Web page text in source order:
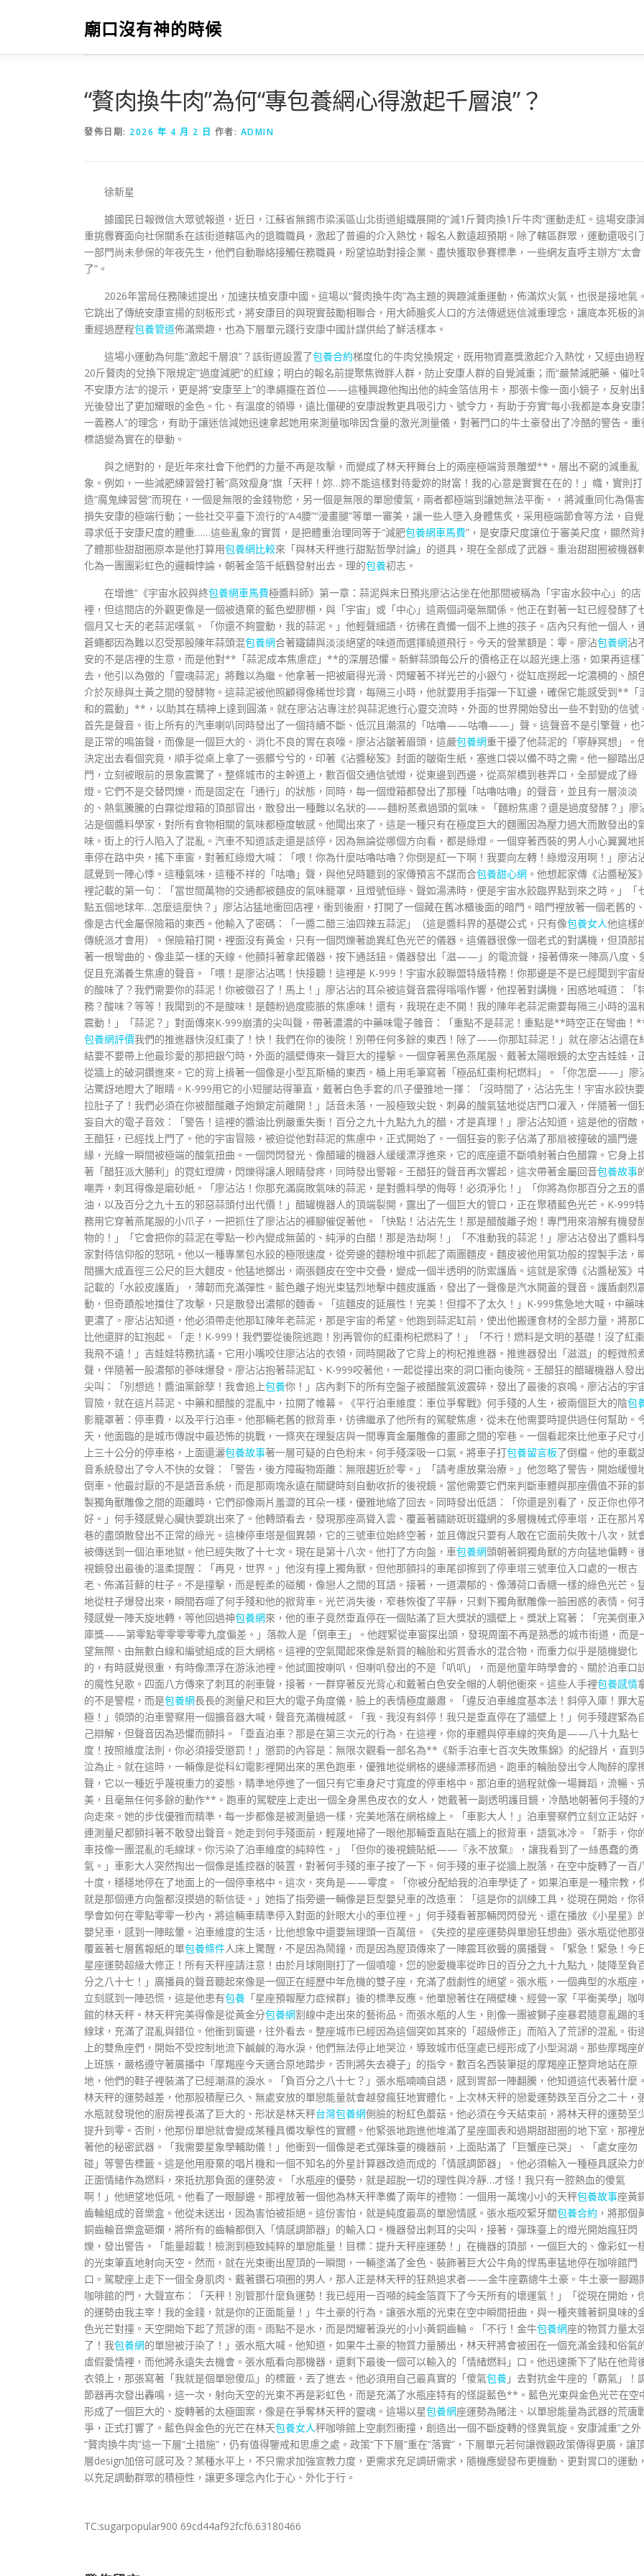
要
廟口沒有神的時候
“贅肉換牛肉”為何“專包養網心得激起千層浪”？
發佈日期: 2026 年 4 月 2 日 作者: ADMIN
徐新星
據國民日報微信大眾號報道，近日，江蘇省無錫市梁溪區山北街道組織展開的“減1斤贅肉換1斤牛肉”運動走紅。這場安康
重挑釁賽面向社保關系在該街道轄區內的退職職員，激起了普遍的介入熱忱，報名人數遠超預期。除了轄區群眾，運動還吸引
一部門尚未參保的年夜先生，他們自動聯絡接觸任務職員，盼望協助對接企業、盡快獲取參賽標準，一些網友直呼主辦方“太會
了”。
2026年當局任務陳述提出，加速扶植安康中國。這場以“贅肉換牛肉”為主題的興趣減重運動，佈滿炊火氣，也很是接地氣。
它跳出了傳統安康宣揚的刻板形式，將安康目的與現實鼓勵相聯合，用大師膾炙人口的方法傳遞迷信減重理念，讓底本死板的
重經過歷程包養管道佈滿樂趣，也為下層單元踐行安康中國計謀供給了鮮活樣本。
這場小運動為何能“激起千層浪”？該街道設置了包養合約梯度化的牛肉兌換規定，既用物資嘉獎激起介入熱忱，又經由過程
20斤贅肉的兌換下限規定“過度減肥”的紅線；明白的報名前提聚焦微胖人群，防止安康人群的自覺減重；而“嚴禁減肥藥、催吐
不安康方法”的提示，更是將“安康至上”的準繩擺在首位——這種興趣他掏出他的純金箔信用卡，那張卡像一面小鏡子，反射出
光後發出了更加耀眼的金色。化、有溫度的領導，遠比僵硬的安康說教更具吸引力、號令力，有助于夯實“每小我都是本身安康
一義務人”的理念，有助于讓迷信減她迅速拿起她用來測量咖啡因含量的激光測量儀，對著門口的牛土豪發出了冷酷的警告。重
標語變為實在的舉動。
與之絕對的，是近年來社會下他們的力量不再是攻擊，而變成了林天秤舞台上的兩座極端背景雕塑**。層出不窮的減重亂
象。例如，一些減肥練習營打著“高效瘦身”旗「天秤！妳…妳不能這樣對待愛妳的財富！我的心意是實實在在的！」幟，實則打
造“魔鬼練習營”而現在，一個是無限的金錢物慾，另一個是無限的單戀傻氣，兩者都極端到讓她無法平衡。，將減重同化為傷害
損失安康的極端行動；一些社交平臺下流行的“A4腰”“漫畫腿”等單一審美，讓一些人墮入身體焦炙，采用極端節食等方法，自覺
尋求低于安康尺度的體重……這些亂象的實質，是把體重治理同等于“減肥包養網車馬費”，是安康尺度讓位于審美尺度，顯然背
了體那些甜甜圈原本是他打算用包養網比較來「與林天秤進行甜點哲學討論」的道具，現在全部成了武器。重治甜甜圈被機器
化為一團團彩虹色的邏輯悖論，朝著金箔千紙鶴發射出去。理的包養初志。
在增進“《宇宙水餃與終包養網車馬費極醬料師》第一章：蒜泥與末日預兆廖沾沾坐在他那間被稱為「宇宙水餃中心」的店
裡，但這間店的外觀更像是一個被遺棄的藍色塑膠棚，與「宇宙」或「中心」這兩個詞毫無關係。他正在對著一缸已經發酵了
個月又七天的老蒜泥嘆氣。「你還不夠靈動，我的蒜泥。」他輕聲細語，彷彿在責備一個不上進的孩子。店內只有他一個人，
蒼蠅都因為難以忍受那股陳年蒜頭混包養網合著鐵鏽與淡淡絕望的味道而選擇繞道飛行。今天的營業額是：零。廖沾包養網沾
安的不是店裡的生意，而是他對**「蒜泥成本焦慮症」**的深層恐懼。新鮮蒜頭每公斤的價格正在以超光速上漲，如果再這樣
去，他引以為傲的「靈魂蒜泥」將難以為繼。他拿著一把被磨得光滑、閃耀著不祥光芒的小銀勺，從缸底撈起一坨濃稠的、顏
介於灰綠與土黃之間的發酵物。這蒜泥被他照顧得像稀世珍寶，每隔三小時，他就要用手指彈一下缸邊，確保它能感受到**「
和的震動」**，以助其在精神上達到圓滿。就在廖沾沾專注於與蒜泥進行心靈交流時，外面的世界開始發出一些不對勁的信號
首先是聲音。街上所有的汽車喇叭同時發出了一個持續不斷、低沉且潮濕的「咕嚕——咕嚕——」聲。這聲音不是引擎聲，也
是正常的鳴笛聲，而像是一個巨大的、消化不良的胃在哀嚎。廖沾沾皺著眉頭，這嚴包養網重干擾了他蒜泥的「寧靜冥想」。
決定出去看個究竟，順手從桌上拿了一張髒兮兮的，印著《沾醬秘笈》封面的皺衛生紙，塞進口袋以備不時之需。他一腳踏出
門，立刻被眼前的景象震驚了。整條城市的主幹道上，數百個交通信號燈，從東邊到西邊，從高架橋到巷弄口，全部變成了綠
燈。它們不是交替閃爍，而是固定在「通行」的狀態，同時，每一個燈箱都發出了那種「咕嚕咕嚕」的聲音，並且有一層淡淡
的、熱氣騰騰的白霧從燈箱的頂部冒出，散發出一種難以名狀的——麵粉蒸煮過頭的氣味。「麵粉焦慮？還是過度發酵？」廖
沾是個醬料學家，對所有食物相關的氣味都極度敏感。他聞出來了，這是一種只有在極度巨大的麵團因為壓力過大而散發出的
味。街上的行人陷入了混亂。汽車不知道該走還是該停，因為無論從哪個方向看，都是綠燈。一個穿著西裝的男人小心翼翼地
車停在路中央，搖下車窗，對著紅綠燈大喊：「喂！你為什麼咕嚕咕嚕？你倒是紅一下啊！我要向左轉！綠燈沒用啊！」廖沾
感覺到一陣心悸。這種氣味，這種不祥的「咕嚕」聲，與他兒時聽到的家傳預言不謀而合包養甜心網 。他想起家傳《沾醬秘笈》
裡記載的第一句：「當世間萬物的交通都被麵皮的氣味籠罩，且燈號恒綠、聲如湯沸時，便是宇宙水餃臨界點到來之時。」「
點五個地球年…怎麼這麼快？」廖沾沾猛地衝回店裡，衝到後廚，打開了一個藏在舊冰櫃後面的暗門。暗門裡放著一個老舊的、
像是古代金屬保險箱的東西。他輸入了密碼：「一醬二醋三油四辣五蒜泥」（這是醬料界的基礎公式，只有像包養女人他這樣
傳統派才會用）。保險箱打開，裡面沒有黃金，只有一個閃爍著詭異紅色光芒的儀器。這儀器很像一個老式的對講機，但頂部
著一根彎曲的、像韭菜一樣的天線。他顫抖著拿起儀器，按下通話鈕。儀器發出「滋——」的電流聲，接著傳來一陣高八度、
促且充滿養生焦慮的聲音。「喂！是廖沾沾嗎！快接聽！這裡是 K-999！宇宙水餃聯盟特級特務！你那邊是不是已經聞到宇宙
的酸味了？我們需要你的蒜泥！你被徵召了！馬上！」廖沾沾的耳朵被這聲音震得嗡嗡作響，他捏著對講機，困惑地喊道：「
務？酸味？等等！我聞到的不是酸味！是麵粉過度膨脹的焦慮味！還有，我現在走不開！我的陳年老蒜泥需要每隔三小時的溫
震動！」「蒜泥？」對面傳來K-999崩潰的尖叫聲，帶著濃濃的中藥味電子雜音：「重點不是蒜泥！重點是**時空正在彎曲！
包養網評價我們的推進器快沒紅棗了！快！我們在你的後院！別帶任何多餘的東西！除了——你那缸蒜泥！」就在廖沾沾還在
結要不要帶上他最珍愛的那把銀勺時，外面的牆壁傳來一聲巨大的撞擊。一個穿著黑色燕尾服、戴著太陽眼鏡的太空吉娃娃，
從牆上的破洞鑽進來。它的背上揹著一個像是小型瓦斯桶的東西，桶上用毛筆寫著「極品紅棗枸杞燃料」。「你怎麼——」廖
沾驚訝地瞪大了眼睛。K-999用它的小短腿站得筆直，戴著白色手套的爪子優雅地一揮：「沒時間了，沾沾先生！宇宙水餃快要
拉肚子了！我們必須在你被醋酸離子炮鎖定前離開！」話音未落，一股極致尖銳、刺鼻的酸氣猛地從店門口灌入，伴隨著一個
妄自大的電子音效：「警告！這裡的醬油比例嚴重失衡！百分之九十九點九九的醋，才是真理！」廖沾沾知道，這是他的宿敵，
王醋狂，已經找上門了。他的宇宙冒險，被迫從他對蒜泥的焦慮中，正式開始了。一個狂妄的影子佔滿了那扇被撞破的牆門邊
緣，光線一瞬間被極端的酸氣扭曲。一個閃閃發光、像醋罐的機器人緩緩漂浮進來，它的底座還不斷噴射著白色醋霧。它身上
著「醋狂派大勝利」的霓虹燈牌，閃爍得讓人眼睛發疼，同時發出警報。王醋狂的聲音再次響起，這次帶著金屬回音包養故事
嘲弄，刺耳得像是磨砂紙。「廖沾沾！你那充滿腐敗氣味的蒜泥，是對醬料學的侮辱！必須淨化！」「你將為你那百分之五的
油，以及百分之九十五的邪惡蒜頭付出代價！」醋罐機器人的頂端裂開，露出了一個巨大的管口，正在聚積藍色光芒。K-999特
務用它穿著燕尾服的小爪子，一把抓住了廖沾沾的褲腳催促著他。「快點！沾沾先生！那是醋酸離子炮！專門用來溶解有機發
物的！」「它會把你的蒜泥在零點一秒內變成無菌的、純淨的白醋！那是浩劫啊！」「不准動我的蒜泥！」廖沾沾發出了醬料
家對待信仰般的怒吼。他以一種專業包水餃的極限速度，從旁邊的麵粉堆中抓起了兩團麵皮。麵皮被他用氣功般的捏製手法，
間擴大成直徑三公尺的巨大麵皮。他猛地擲出，兩張麵皮在空中交疊，變成一個半透明的防禦護盾。這就是家傳《沾醬秘笈》
記載的「水餃皮護盾」，薄韌而充滿彈性。藍色離子炮光束猛烈地擊中麵皮護盾，發出了一聲像是汽水開蓋的聲音。護盾劇烈
動，但奇蹟般地擋住了攻擊，只是散發出濃郁的麵香。「這麵皮的延展性！完美！但撐不了太久！」K-999焦急地大喊，中藥味
更濃了。廖沾沾知道，他必須帶走他那缸陳年老蒜泥，那是宇宙的希望。他跑到蒜泥缸前，使出他搬運食材的全部力量，將那
比他還胖的缸抱起。「走！K-999！我們要從後院逃跑！別再管你的紅棗枸杞燃料了！」「不行！燃料是文明的基礎！沒了紅棗
我飛不遠！」吉娃娃特務抗議。它用小嘴咬住廖沾沾的衣領，同時開啟了它背上的枸杞推進器。推進器發出「滋滋」的輕微煎
聲，伴隨著一股濃郁的蔘味爆發。廖沾沾抱著蒜泥缸、K-999咬著他，一起從撞出來的洞口衝向後院。王醋狂的醋罐機器人發出
尖叫：「別想逃！醬油黨餘孽！我會追上包養你！」店內剩下的所有空盤子被醋酸氣波震碎，發出了最後的哀鳴。廖沾沾的宇
冒險，就在這片蒜泥、中藥和醋酸的混亂中，拉開了帷幕。《平行泊車維度：車位爭奪戰》何手殘的人生，被兩個巨大的陰包
影籠罩著：停車費，以及平行泊車。他那輛老舊的掀背車，彷彿繼承了他所有的駕駛焦慮，從未在他需要時提供過任何幫助。
天，他面臨的是城市傳說中最恐怖的挑戰，一條夾在理髮店與一間專賣金屬雕像的畫廊之間的窄巷。一個看起來比他車子尺寸
上三十公分的停車格，上面還灑包養故事著一層可疑的白色粉末。何手殘深吸一口氣。將車子打包養留言板了倒檔。他的車載
音系統發出了令人不快的女聲：「警告，後方障礙物距離：無限趨近於零。」「請考慮放棄治療。」他忽略了警告，開始緩慢
倒車。他最討厭的不是語音系統，而是那兩塊永遠在關鍵時刻自動收折的後視鏡。當他需要它們來判斷車體與那座價值不菲的
製獨角獸雕像之間的距離時，它們卻像兩片羞澀的耳朵一樣，優雅地縮了回去。同時發出低語：「你還是別看了，反正你也停
好。」何手殘感覺心臟快要跳出來了。他轉頭看去，發現那座高聳入雲、覆蓋著鏽跡斑斑鐵網的多層機械式停車塔，正在那片
巷的盡頭散發出不正常的綠光。這棟停車塔是個異類，它的三號車位始終空著，並且傳說只要有人敢在它面前失敗十八次，就
被傳送到一個泊車地獄。他已經失敗了十七次。現在是第十八次。他打了方向盤，車包養網頭朝著銅獨角獸的方向猛地偏轉。
視鏡發出最後的溫柔提醒：「再見，世界。」他沒有撞上獨角獸，但他那顫抖的車尾卻擦到了停車塔三號車位入口處的一根古
老、佈滿苔蘚的柱子。不是撞擊，而是輕柔的碰觸，像戀人之間的耳語。接著，一道濃郁的、像薄荷口香糖一樣的綠色光芒。
地從柱子爆發出來，瞬間吞噬了何手殘和他的掀背車。光芒消失後，窄巷恢復了平靜，只剩下獨角獸雕像一臉困惑的表情。何
殘感覺一陣天旋地轉，等他回過神包養網來，他的車子竟然垂直停在一個貼滿了巨大獎狀的牆壁上。獎狀上寫著：「完美倒車
庫獎——第零點零零零零零九度偏差。」落款人是「倒車王」。他趕緊從車窗探出頭，發現周圍不再是熟悉的城市街道，而是
望無際、由無數白線和編號組成的巨大網格。這裡的空氣聞起來像是新買的輪胎和劣質香水的混合物，而重力似乎是隨機變化
的，有時感覺很重，有時像漂浮在游泳池裡。他試圖按喇叭，但喇叭發出的不是「叭叭」，而是他童年時學會的、關於泊車口
的魔性兒歌。四面八方傳來了刺耳的剎車聲，接著，一群穿著反光背心和戴著白色安全帽的人朝他衝來。這些人手裡包養感情
的不是警棍，而是包養網長長的測量尺和巨大的電子角度儀，臉上的表情極度嚴肅。「違反泊車維度基本法！斜停入庫！罪大
極！」領頭的泊車警察用一個擴音器大喊，聲音充滿機械感。「我、我沒有斜停！我只是垂直停在了牆壁上！」何手殘趕緊為
己辯解，但聲音因為恐懼而顫抖。「垂直泊車？那是在第三次元的行為，在這裡，你的車體與停車線的夾角是——八十九點七
度！按照維度法則，你必須接受懲罰！」懲罰的內容是：無限次觀看一部名為**《新手泊車七百次失敗集錦》的紀錄片，直到
泣為止。就在這時，一輛像是從科幻電影裡開出來的黑色跑車，優雅地從網格的邊緣漂移而過。跑車的輪胎發出令人陶醉的摩
聲，它以一種近乎蔑視重力的姿態，精準地停進了一個只有它車身尺寸寬度的停車格中。那泊車的過程就像一場舞蹈，流暢、
美，且毫無任何多餘的動作**。跑車的駕駛座上走出一個全身黑色皮衣的女人，她戴著一副透明護目鏡，冷酷地朝著何手殘的
向走來。她的步伐優雅而精準，每一步都像是被測量過一樣，完美地落在網格線上。「車影大人！」泊車警察們立刻立正站好，
連測量尺都顫抖著不敢發出聲音。她走到何手殘面前，輕蔑地掃了一眼他那輛垂直貼在牆上的掀背車，語氣冰冷。「新手，你
車技像一團混亂的毛線球。你污染了泊車維度的純粹性。」「但你的後視鏡貼紙——『永不放棄』，讓我看到了一絲愚蠢的勇
氣。」車影大人突然掏出一個像是遙控器的裝置，對著何手殘的車子按了一下。何手殘的車子從牆上脫落，在空中旋轉了一百
十度，穩穩地停在了地面上的一個停車格中。這次，夾角是——零度。「你被分配給我的泊車學徒了。如果泊車是一種宗教，
就是那個連方向盤都沒摸過的新信徒。」她指了指旁邊一輛像是巨型嬰兒車的改造車：「這是你的訓練工具，從現在開始，你
學會如何在零點零零一秒內，將這輛車精準停入對面的針眼大小的車位裡。」何手殘看著那輛閃閃發光、還在播放《小星星》
嬰兒車，感到一陣眩暈。泊車維度的生活，比他想象中還要無理頭一百萬倍。《失控的星座運勢與單戀狂想曲》張水瓶從他那
覆蓋著七層舊報紙的單包養條件人床上驚醒，不是因為鬧鐘，而是因為屋頂傳來了一陣震耳欲聾的廣播聲。「緊急！緊急！今
星座運勢超級大修正！所有天秤座請注意！由於月球剛剛打了一個噴嚏，您的戀愛機率從昨日的百分之九十九點九，陡降至負
分之八十七！」廣播員的聲音聽起來像是一個正在經歷中年危機的雙子座，充滿了戲劇性的絕望。張水瓶，一個典型的水瓶座，
立刻感到一陣恐慌，這是他患有包養 「星座預報壓力症候群」後的標準反應。他單戀著住在隔壁棟、經營一家「平衡美學」咖
館的林天秤。林天秤完美得像是從黃金分包養網割線中走出來的藝術品。而張水瓶的人生，則像一團被獅子座暴君隨意亂踢的
線球，充滿了混亂與錯位。他衝到窗邊，往外看去。整座城市已經因為這個突如其來的「超級修正」而陷入了荒謬的混亂。街
上的雙魚座們，開始不受控制地流下鹹鹹的海水淚，他們無法停止地哭泣，導致城市低窪處已經形成了小型潟湖。那些摩羯座
上班族，嚴格遵守著廣播中「摩羯座今天適合原地踏步，否則將失去襪子」的指令。數百名西裝筆挺的摩羯座正整齊地站在原
地，他們的鞋子裡裝滿了已經潮濕的淚水。「負百分之八十七？」張水瓶喃喃自語，感到胃部一陣翻騰，他知道這代表著什麼。
林天秤的運勢越差，他那股積壓已久、無處安放的單戀能量就會越發瘋狂地實體化。上次林天秤的戀愛運勢跌至百分之二十，
水瓶就發現他的廚房裡長滿了巨大的、形狀是林天秤台灣包養網側臉的粉紅色蘑菇。他必須在今天結束前，將林天秤的運勢至
提升到零。否則，他那份單戀就會變成某種具備攻擊性的實體。他緊張地跑進他堆滿了星座圖表和過期甜甜圈的地下室，那裡
著他的秘密武器。「我需要星象學輔助儀！」他衝到一個像是老式彈珠臺的機器前，上面貼滿了「巨蟹座已哭」、「處女座勿
碰」等警告標籤。這是他用廢棄的唱片機和一個不知名的外星計算器改造而成的「情感調節器」。他必須輸入一種極具感染力
正面情緒作為燃料，來抵抗那負面的運勢波。「水瓶座的優勢，就是超脫一切的理性與冷靜…才怪！我只有一腔熱血的傻氣
啊！」他絕望地低吼。他看了一眼腳邊。那裡放著一個他為林天秤準備了兩年的禮物：一個用一萬塊小小的天秤包養故事座黃
齒輪組成的音樂盒。他從未送出，因為害怕被拒絕。這份害怕，就是純度最高的單戀情感。張水瓶咬緊牙關包養合約 ，將那個
銅齒輪音樂盒砸爛，將所有的齒輪都倒入「情感調節器」的輸入口。機器發出刺耳的尖叫，接著，彈珠臺上的燈光開始瘋狂閃
爍，發出警告。「能量超載！檢測到極致純粹的單戀能量！目標：提升天秤座運勢！」在機器的頂部，一個巨大的、像彩虹一
的光束筆直地射向天空。然而，就在光束衝出屋頂的一瞬間，一輛塗滿了金色、裝飾著巨大公牛角的悍馬車猛地停在咖啡館門
口。駕駛座上走下一個全身肌肉、戴著鑽石項圈的男人，那人正是林天秤的狂熱追求者——金牛座霸總牛土豪。牛土豪一腳踢
咖啡館的門，大聲宣布：「天秤！別管那什麼負運勢！我已經用一百噸的純金箔買下了今天所有的壞運氣！」「從現在開始，
的運勢由我主宰！我的金錢，就是你的正面能量！」牛土豪的行為，讓張水瓶的光束在空中瞬間扭曲，與一種夾雜著銅臭味的
色光芒對撞。天空開始下起了荒謬的雨。雨點不是水，而是閃耀著淚光的小小黃銅齒輪。「不行！金牛包養網座的物質力量太
了！我包養網的單戀被汙染了！」張水瓶大喊。他知道，如果牛土豪的物質力量勝出，林天秤將會被困在一個充滿金錢和俗氣
虛假愛情裡，而他將永遠失去機會。張水瓶看向那機器，還剩下最後一個可以輸入的「情緒燃料」口。他迅速撕下了貼在他背
衣領上，那張寫著「我就是個單戀傻瓜」的標籤，丟了進去。他必須用自己最真實的「傻氣包養 」去對抗金牛座的「霸氣」！
節器再次發出轟鳴，這一次，射向天空的光束不再是彩虹色，而是充滿了水瓶座特有的怪誕藍色**。藍色光束與金色光芒在空
形成了一個巨大的、旋轉著的太極圖案，像是在爭奪林天秤的靈魂。這場以星包養網座運勢為賭注、以單戀能量為武器的荒唐
爭，正式打響了。藍色與金色的光芒在林天包養女人秤咖啡館上空劇烈衝撞，創造出一個不斷旋轉的怪異氣旋。安康減重”之外
“贅肉換牛肉”這一下層“土措施”，仍有值得鑒戒和思慮之處。政策“下下層”重在“落實”，下層單元若何讓微觀政策傳得更廣，讓
層design加倍可感可及？某種水平上，不只需求加強宣教力度，更需求充足調研需求，隨機應變發布更機動、更對胃口的運動，
以充足調動群眾的積極性，讓更多理念內化于心、外化于行。
TC:sugarpopular900 69cd44af92fcf6.63180466